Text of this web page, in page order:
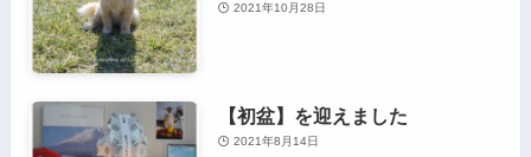
2021年10月28日
【初盆】を迎えました
2021年8月14日